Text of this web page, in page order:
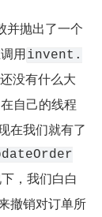
并抛出了一个
用invent.
没有什么大
自己的线程
在我们就有了
，我们白白
撤销对订单所